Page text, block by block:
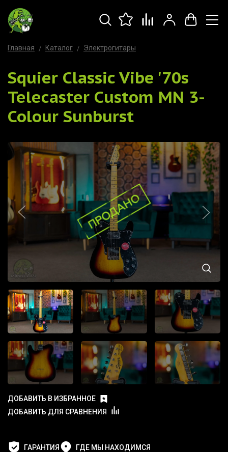
Главная Каталог Электрогитары
Squier Classic Vibe '70s
Telecaster Custom MN 3-
Colour Sunburst
ДОБАВИТЬ В ИЗБРАННОЕ
ДОБАВИТЬ ДЛЯ СРАВНЕНИЯ
ГАРАНТИЯ
ГДЕ МЫ НАХОДИМСЯ